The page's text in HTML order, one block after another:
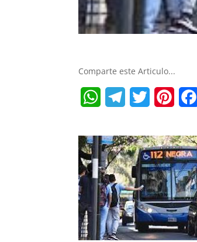
Comparte este Articulo...
W
a
t
s
A
p
p
l
e
g
r
a
m
i
t
t
e
r
n
t
e
r
e
s